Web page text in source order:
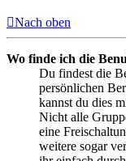
Nach oben
Wo finde ich die
Du findest die
persönlichen
kannst du dies
Nicht alle
eine
weitere sogar